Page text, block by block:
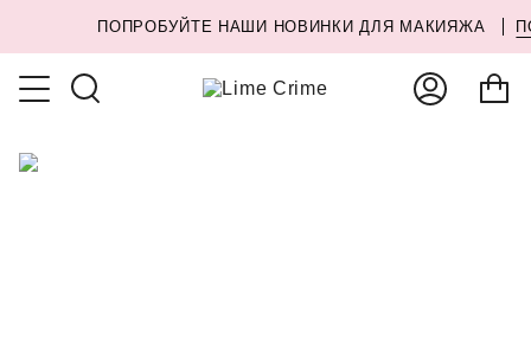
ПОПРОБУЙТЕ НАШИ НОВИНКИ ДЛЯ МАКИЯЖА
Search Account